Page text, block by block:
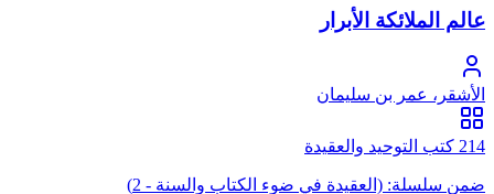
عالم الملائكة الأبرار
الأشقر، عمر بن سليمان
214 كتب التوحيد والعقيدة
ضمن سلسلة: (العقيدة في ضوء الكتاب والسنة - 2)